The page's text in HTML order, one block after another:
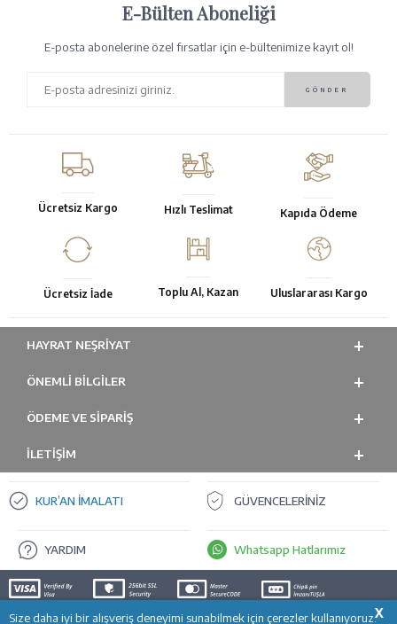
X
Size daha iyi bir alışveriş deneyimi sunabilmek için çerezler kullanıyoruz.
E-Bülten Aboneliği
E-posta abonelerine özel fırsatlar için e-bültenimize kayıt ol!
Ücretsiz Kargo Hızlı Teslimat Kapıda Ödeme
Ücretsiz İade Toplu Al, Kazan Uluslararası Kargo
HAYRAT NEŞRIYAT
ÖNEMLI BILGILER
ÖDEME VE SİPARİŞ
İLETİŞİM
KUR’AN İMALATI GÜVENCELERİNİZ
YARDIM Whatsapp Hatlarımız